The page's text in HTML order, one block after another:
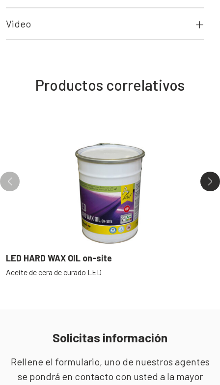
Video
Productos correlativos
LED HARD WAX OIL on-site
Aceite de cera de curado LED
Solicitas información
Rellene el formulario, uno de nuestros agentes
se pondrá en contacto con usted a la mayor